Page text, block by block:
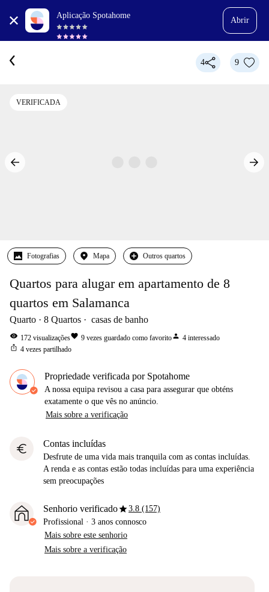
Aplicação Spotahome
Abrir
4 9
VERIFICADA
Fotografias Mapa Outros quartos
Quartos para alugar em apartamento de 8
quartos em Salamanca
Quarto 8 Quartos casas de banho
visibility 172 visualizaçõesfavorite 9 vezes guardado como favoritoperson 4 interessado
ios_share 4 vezes partilhado
Propriedade verificada por Spotahome
A nossa equipa revisou a casa para assegurar que obténs
exatamente o que vês no anúncio.
Mais sobre a verificação
euro Contas incluídas
Desfrute de uma vida mais tranquila com as contas incluídas.
A renda e as contas estão todas incluídas para uma experiência
sem preocupações
Senhorio verificadostar3.8 (157)
Profissional · 3 anos connosco
Mais sobre este senhorio
Mais sobre a verificação